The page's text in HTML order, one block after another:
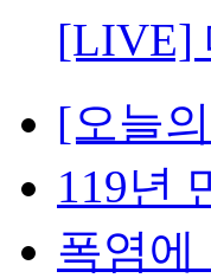
[LIVE]
[오늘
119년
폭염